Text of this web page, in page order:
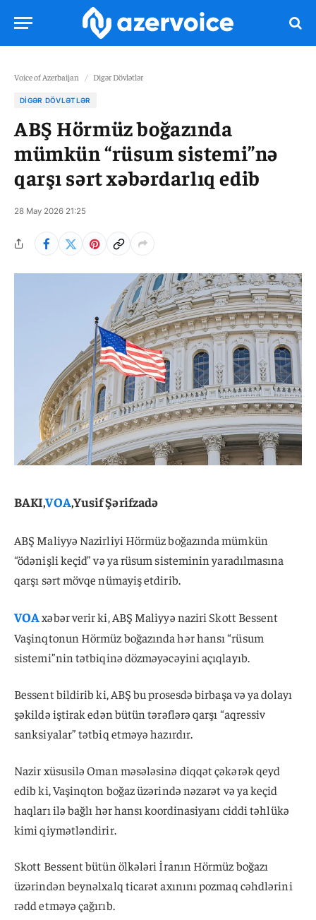
Voice of Azerbaijan / Digər Dövlətlər
DIGƏR DÖVLƏTLƏR
ABŞ Hörmüz boğazında
mümkün “rüsum sistemi”nə
qarşı sərt xəbərdarlıq edib
28 May 2026 21:25
BAKI,VOA,Yusif Şərifzadə
ABŞ Maliyyə Nazirliyi Hörmüz boğazında mümkün
“ödənişli keçid” və ya rüsum sisteminin yaradılmasına
qarşı sərt mövqe nümayiş etdirib.
VOAxəbər verir ki, ABŞ Maliyyə naziri Skott Bessent
Vaşinqtonun Hörmüz boğazında hər hansı “rüsum
sistemi”nin tətbiqinə dözməyəcəyini açıqlayıb.
Bessent bildirib ki, ABŞ bu prosesdə birbaşa və ya dolayı
şəkildə iştirak edən bütün tərəflərə qarşı “aqressiv
sanksiyalar” tətbiq etməyə hazırdır.
Nazir xüsusilə Oman məsələsinə diqqət çəkərək qeyd
edib ki, Vaşinqton boğaz üzərində nəzarət və ya keçid
haqları ilə bağlı hər hansı koordinasiyanı ciddi təhlükə
kimi qiymətləndirir.
Skott Bessent bütün ölkələri İranın Hörmüz boğazı
üzərindən beynəlxalq ticarət axınını pozmaq cəhdlərini
rədd etməyə çağırıb.